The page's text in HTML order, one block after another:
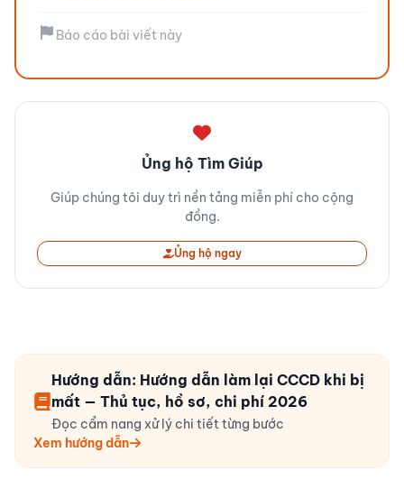
Báo cáo bài viết này
Ủng hộ Tìm Giúp
Giúp chúng tôi duy trì nền tảng miễn phí cho cộng
đồng.
Ủng hộ ngay
Hướng dẫn: Hướng dẫn làm lại CCCD khi bị
mất — Thủ tục, hồ sơ, chi phí 2026
Đọc cẩm nang xử lý chi tiết từng bước
Xem hướng dẫn